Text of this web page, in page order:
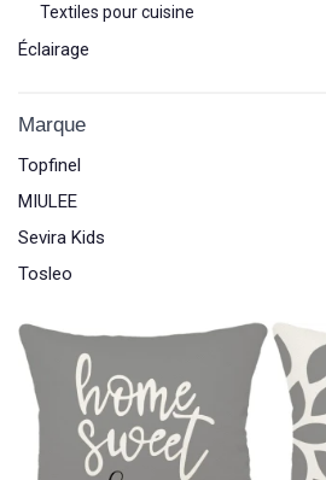
Textiles pour cuisine
Éclairage
Marque
Topfinel
MIULEE
Sevira Kids
Tosleo